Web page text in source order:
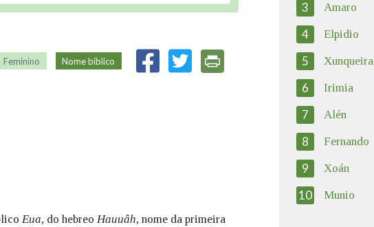
Feminino Nome bíblico
Eua, do hebreo Hauuâh, nome da primeira
3 Amaro
4 Elpidio
5 Xunqueira
6 Irimia
7 Alén
8 Fernando
9 Xoán
10 Munio